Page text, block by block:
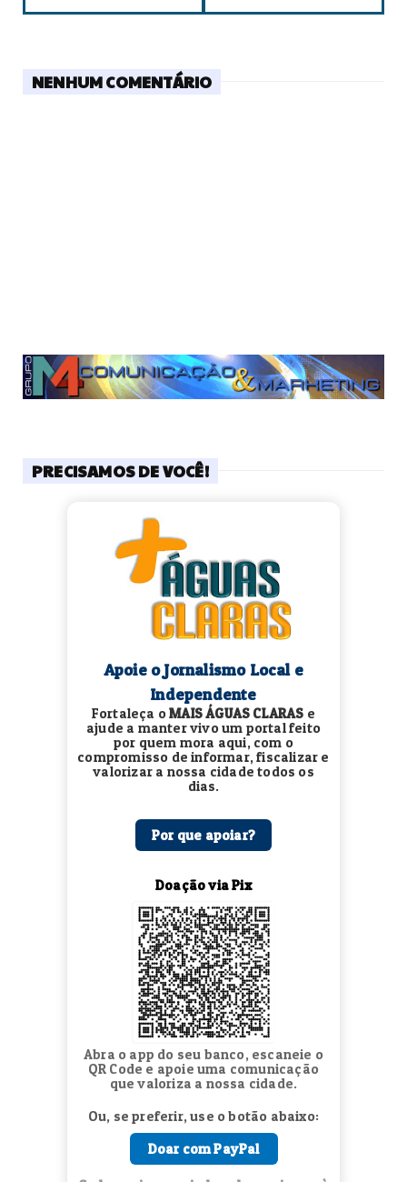
NENHUM COMENTÁRIO
PRECISAMOS DE VOCÊ!
Apoie o Jornalismo Local e
Independente
Fortaleça oMAIS ÁGUAS CLARAS e
ajude a manter vivo um portal feito
por quem mora aqui, com o
compromisso de informar, fiscalizar e
valorizar a nossa cidade todos os
dias.
Por que apoiar?
Doação via Pix
Abra o app do seu banco, escaneie o
QR Code e apoie uma comunicação
que valoriza a nossa cidade.
Ou, se preferir, use o botão abaixo:
Doar com PayPal